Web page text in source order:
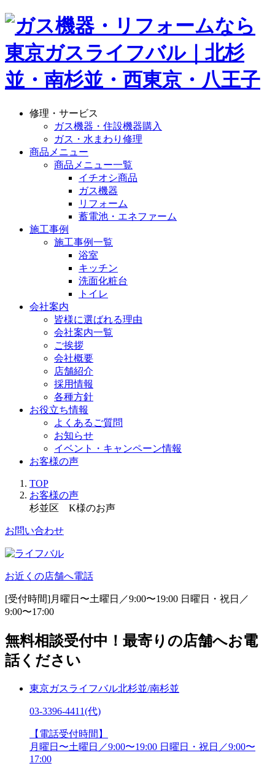
修理・サービス
ガス機器・住設機器購入
ガス・水まわり修理
商品メニュー
商品メニュー一覧
イチオシ商品
ガス機器
リフォーム
蓄電池・エネファーム
施工事例
施工事例一覧
浴室
キッチン
洗面化粧台
トイレ
会社案内
皆様に選ばれる理由
会社案内一覧
ご挨拶
会社概要
店舗紹介
採用情報
各種方針
お役立ち情報
よくあるご質問
お知らせ
イベント・キャンペーン情報
お客様の声
TOP
お客様の声
杉並区 K様のお声
お問い合わせ
お近くの店舗へ電話
[受付時間]月曜日〜土曜日／9:00〜19:00 日曜日・祝日／
9:00〜17:00
無料相談受付中！最寄りの店舗へお電
話ください
東京ガスライフバル北杉並/南杉並
03-3396-4411(代)
【電話受付時間】
月曜日〜土曜日／9:00〜19:00 日曜日・祝日／9:00〜
17:00